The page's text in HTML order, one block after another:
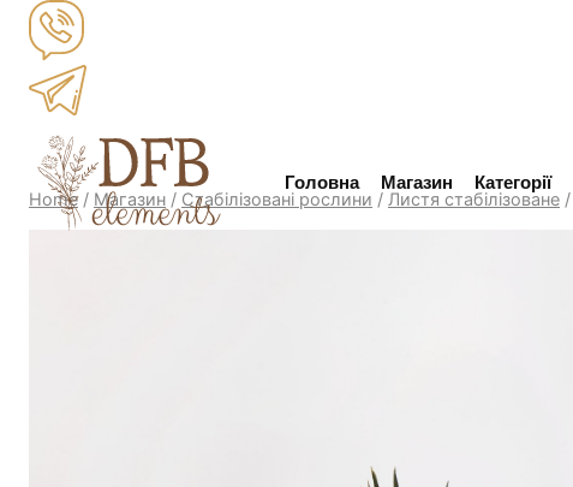
Skip
content
Головна Магазин Категорії
Home / Магазин / Стабілізовані рослини / Листя стабілізоване /